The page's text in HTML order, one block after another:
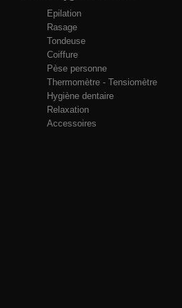
Epilation
Rasage
Tondeuse
Coiffure
Pèse personne
Thermomètre - Tensiomètre
Hygiène dentaire
Relaxation
Accessoires